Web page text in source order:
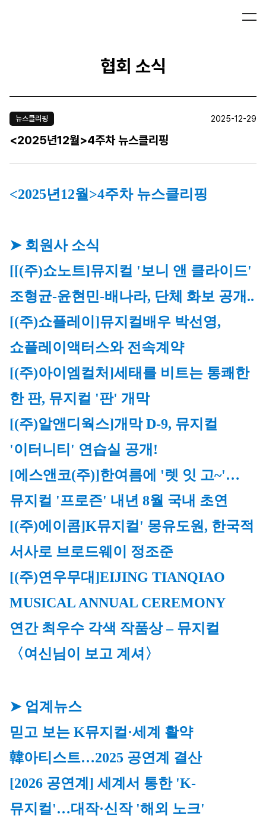
협회 소식
뉴스클리핑 2025-12-29
<2025년12월>4주차 뉴스클리핑
<2025년12월>4주차 뉴스클리핑
➤ 회원사 소식
[[(주)쇼노트]뮤지컬 '보니 앤 클라이드'
조형균-윤현민-배나라, 단체 화보 공개..
[(주)쇼플레이]뮤지컬
쇼플레이 액터스와 전속계약
[(주)아이엠컬처]세태를 비트는 통쾌한
한 판, 뮤지컬 '판' 개막
[(주)알앤디웍스]개막 D-9, 뮤지컬
'이터니티' 연습실 공개!
[에스앤코(주)]한여름에 '렛 잇 고~'…
뮤지컬 '프로즌' 내년 8월 국내 초연
[(주)에이콤]K뮤지컬 ' 몽유도원, 한국적
서사로 브로드웨이 정조준
[(주)연우무대]EIJING TIANQIAO
MUSICAL ANNUAL CEREMONY
연간 최우수 각색 작품상 – 뮤지컬
〈여신님이 보고 계셔〉
➤ 업계뉴스
믿고 보는 K뮤지컬·세계 활약
韓아티스트…2025 공연계 결산
[2026 공연계] 세계서 통한 'K-
뮤지컬 '…대작·신작 '해외 노크'